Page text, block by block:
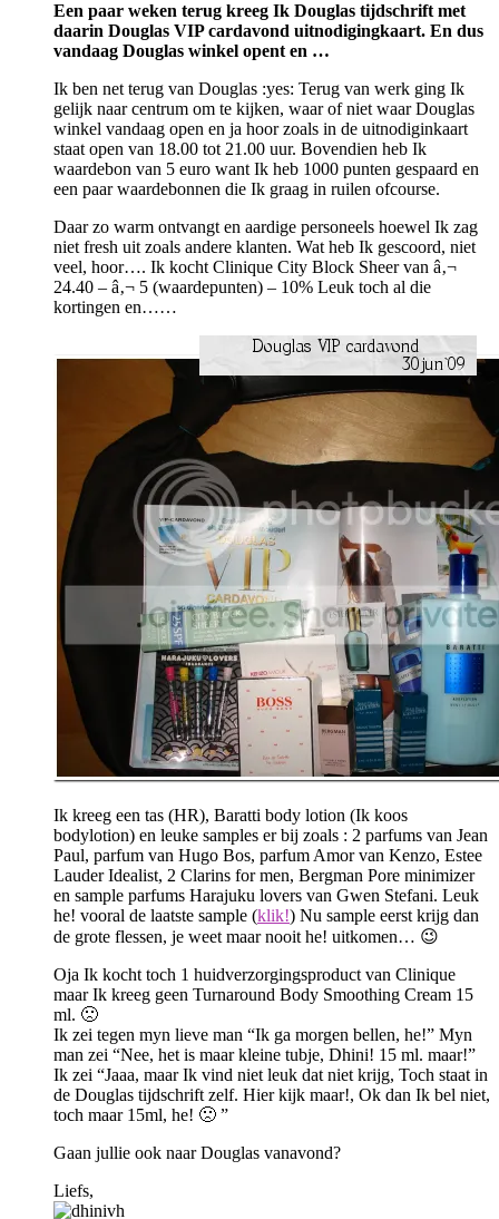
Een paar weken terug kreeg Ik Douglas tijdschrift met
daarin Douglas VIP cardavond uitnodigingkaart. En dus
vandaag Douglas winkel opent en …
Ik ben net terug van Douglas :yes: Terug van werk ging Ik
gelijk naar centrum om te kijken, waar of niet waar Douglas
winkel vandaag open en ja hoor zoals in de uitnodiginkaart
staat open van 18.00 tot 21.00 uur. Bovendien heb Ik
waardebon van 5 euro want Ik heb 1000 punten gespaard en
een paar waardebonnen die Ik graag in ruilen ofcourse.
Daar zo warm ontvangt en aardige personeels hoewel Ik zag
niet fresh uit zoals andere klanten. Wat heb Ik gescoord, niet
veel, hoor…. Ik kocht Clinique City Block Sheer van â‚¬
24.40 – â‚¬ 5 (waardepunten) – 10% Leuk toch al die
kortingen en……
Ik kreeg een tas (HR), Baratti body lotion (Ik koos
bodylotion) en leuke samples er bij zoals : 2 parfums van Jean
Paul, parfum van Hugo Bos, parfum Amor van Kenzo, Estee
Lauder Idealist, 2 Clarins for men, Bergman Pore minimizer
en sample parfums Harajuku lovers van Gwen Stefani. Leuk
he! vooral de laatste sample (klik!) Nu sample eerst krijg dan
de grote flessen, je weet maar nooit he! uitkomen… 😉
Oja Ik kocht toch 1 huidverzorgingsproduct van Clinique
maar Ik kreeg geen Turnaround Body Smoothing Cream 15
ml. 🙁
Ik zei tegen myn lieve man “Ik ga morgen bellen, he!” Myn
man zei “Nee, het is maar kleine tubje, Dhini! 15 ml. maar!”
Ik zei “Jaaa, maar Ik vind niet leuk dat niet krijg, Toch staat in
de Douglas tijdschrift zelf. Hier kijk maar!, Ok dan Ik bel niet,
toch maar 15ml, he! 🙁 ”
Gaan jullie ook naar Douglas vanavond?
Liefs,